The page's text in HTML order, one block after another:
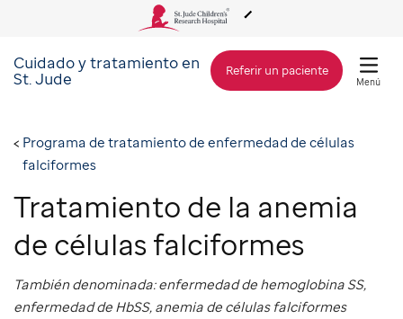
Acerca de St. Jude
Alcance Global
Cómo involucrarse
Cuidado y tratamiento en
St. Jude Referir un paciente
Menú
Programa de tratamiento de enfermedad de células
falciformes
Tratamiento de la anemia
de células falciformes
También denominada: enfermedad de hemoglobina SS,
enfermedad de HbSS, anemia de células falciformes